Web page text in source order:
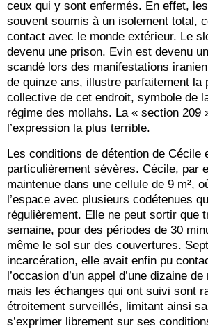
ceux qui y sont enfermés. En effet,
souvent soumis à un isolement total,
contact avec le monde extérieur. Le
devenu une prison. Evin est devenu
scandé lors des manifestations
de quinze ans, illustre parfaitement la
collective de cet endroit, symbole de
régime des mollahs. La « section 209
l’expression la plus terrible.
Les conditions de détention de Cécile
particulièrement sévères. Cécile, par
maintenue dans une cellule de 9 m²,
l’espace avec plusieurs codétenues
régulièrement. Elle ne peut sortir que
semaine, pour des périodes de 30
même le sol sur des couvertures.
incarcération, elle avait enfin pu
l’occasion d’un appel d’une dizaine
mais les échanges qui ont suivi sont
étroitement surveillés, limitant ainsi
s’exprimer librement sur ses